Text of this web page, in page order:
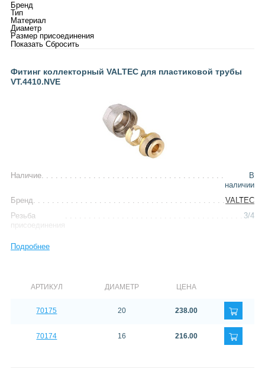
Бренд
Тип
Материал
Диаметр
Размер присоединения
Фитинг коллекторный VALTEC для пластиковой трубы
VT.4410.NVE
Наличие
В
наличии
Бренд
VALTEC
Резьба
присоединения
3/4
Подробнее
АРТИКУЛ ДИАМЕТР ЦЕНА
70175 20 238.00
70174 16 216.00